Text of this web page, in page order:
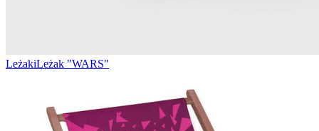
LeżakiLeżak "WARS"